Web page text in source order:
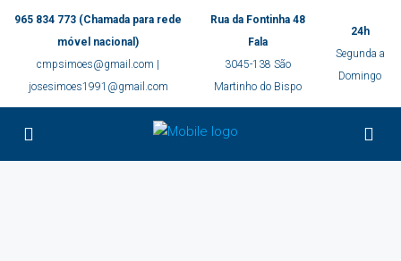
965 834 773 (Chamada para rede
móvel nacional)
cmpsimoes@gmail.com |
josesimoes1991@gmail.com
Rua da Fontinha 48
Fala
3045-138 São
Martinho do Bispo
24h
Segunda a
Domingo